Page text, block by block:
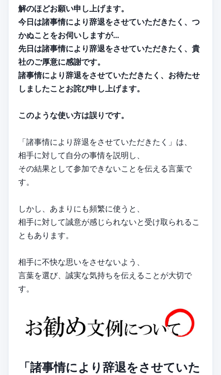
解のほどお願い申し上げます。
今日は諸事情により辞退をさせていただきたく、つ
かぬことをお伺いしますが…
先日は諸事情により辞退をさせていただきたく、貴
社のご厚意に感謝です。
諸事情により辞退をさせていただきたく、お待たせ
しましたことお詫び申し上げます。
このような使い方は誤りです。
「諸事情により辞退をさせていただきたく」は、
相手に対して自分の事情を説明し、
その結果として参加できないことを伝える言葉で
す。
しかし、あまりにも頻繁に使うと、
相手に対して誠意が感じられないと受け取られるこ
ともあります。
相手に不快な思いをさせないよう、
言葉を選び、誠実な気持ちを伝えることが大切で
す。
「諸事情により辞退をさせていた